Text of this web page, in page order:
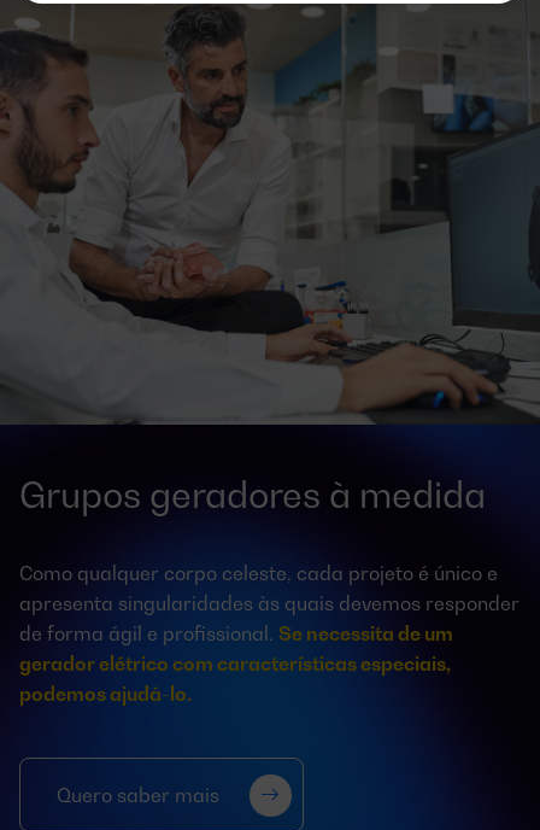
Grupos geradores à medida
Como qualquer corpo celeste, cada projeto é único e
apresenta singularidades às quais devemos responder
de forma ágil e profissional. Se necessita de um
gerador elétrico com características especiais,
podemos ajudá-lo.
Quero saber mais